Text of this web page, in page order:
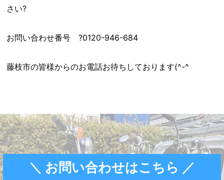
さい?
お問い合わせ番号 ?0120-946-684
藤枝市の皆様からのお電話お待ちしております(^-^ゞ
＼ お問い合わせはこちら ／